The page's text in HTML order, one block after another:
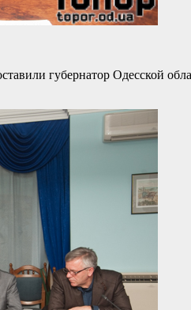
губернатор Одесской